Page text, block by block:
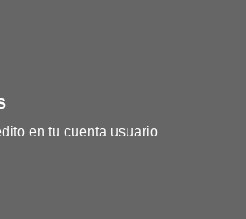
en tu cuenta usuario